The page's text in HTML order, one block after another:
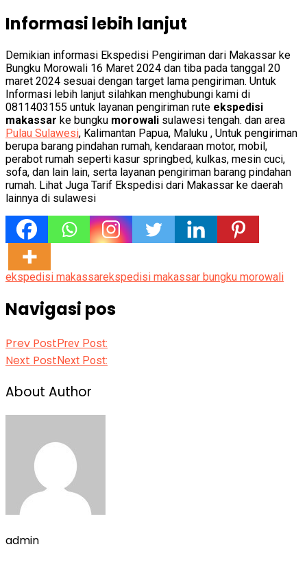
Informasi lebih lanjut
Demikian informasi Ekspedisi Pengiriman dari Makassar ke
Bungku Morowali 16 Maret 2024 dan tiba pada tanggal 20
maret 2024 sesuai dengan target lama pengiriman. Untuk
Informasi lebih lanjut silahkan menghubungi kami di
0811403155 untuk layanan pengiriman rute ekspedisi
makassar ke bungku morowali sulawesi tengah. dan area
Pulau Sulawesi, Kalimantan Papua, Maluku , Untuk pengiriman
berupa barang pindahan rumah, kendaraan motor, mobil,
perabot rumah seperti kasur springbed, kulkas, mesin cuci,
sofa, dan lain lain, serta layanan pengiriman barang pindahan
rumah. Lihat Juga Tarif Ekspedisi dari Makassar ke daerah
lainnya di sulawesi
ekspedisi makassarekspedisi makassar bungku morowali
Navigasi pos
Prev Post Prev Post:
Next Post Next Post:
About Author
admin